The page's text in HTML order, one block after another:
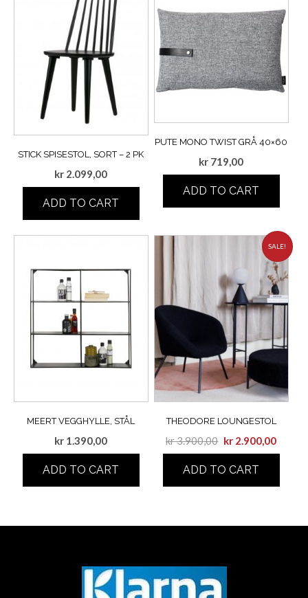
STICK SPISESTOL, SORT – 2 PK
kr 2.099,00
ADD TO CART
PUTE MONO TWIST GRÅ 40×60
kr 719,00
ADD TO CART
MEERT VEGGHYLLE, STÅL
kr 1.390,00
ADD TO CART
SALE!
THEODORE LOUNGESTOL
kr3.900,00 kr 2.900,00
ADD TO CART